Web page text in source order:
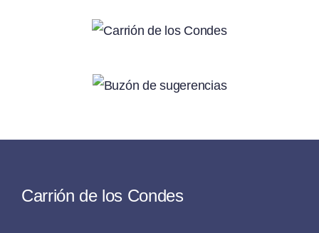
Carrión de los Condes